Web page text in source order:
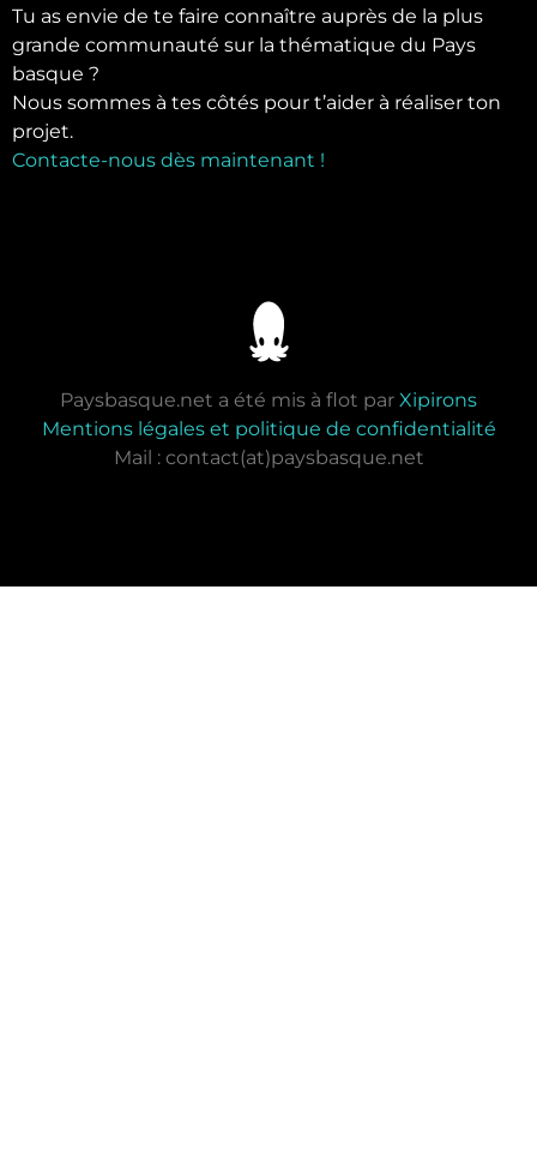
Tu as envie de te faire connaître auprès de la plus
grande communauté sur la thématique du Pays
basque ?
Nous sommes à tes côtés pour t’aider à réaliser ton
projet.
Contacte-nous dès maintenant !
Paysbasque.net a été mis à flot par Xipirons
Mentions légales et politique de confidentialité
Mail : contact(at)paysbasque.net